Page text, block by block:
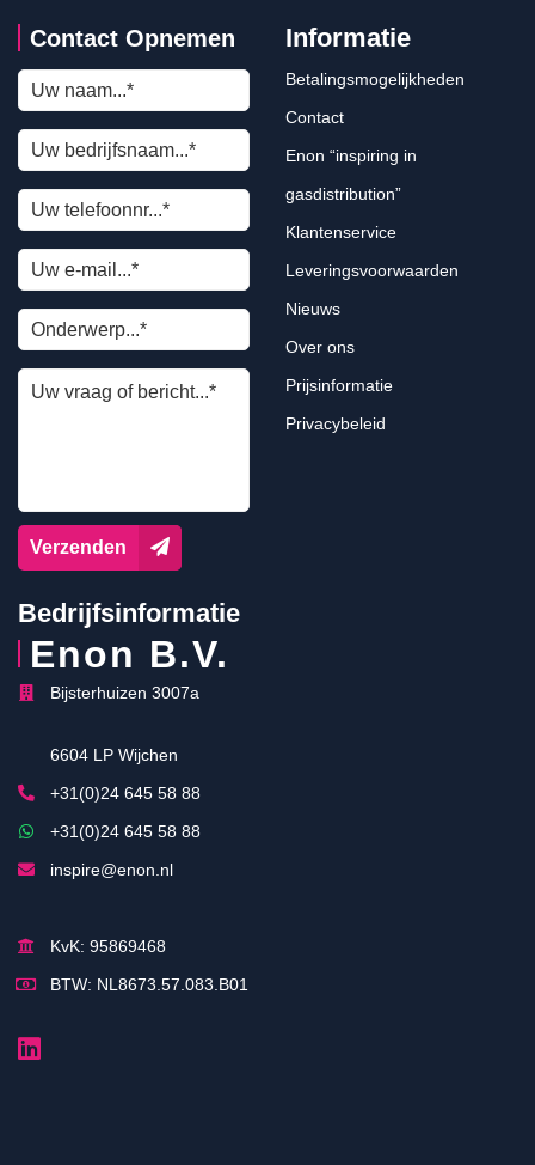
Contact Opnemen
Verzenden
Informatie
Betalingsmogelijkheden
Contact
Enon “inspiring in
gasdistribution”
Klantenservice
Leveringsvoorwaarden
Nieuws
Over ons
Prijsinformatie
Privacybeleid
Bedrijfsinformatie
Enon B.V.
Bijsterhuizen 3007a
6604 LP Wijchen
+31(0)24 645 58 88
+31(0)24 645 58 88
inspire@enon.nl
KvK: 95869468
BTW: NL8673.57.083.B01